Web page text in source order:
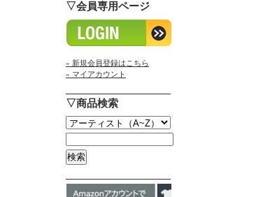
▽会員専用ページ
» 新規会員登録はこちら
» マイアカウント
▽商品検索